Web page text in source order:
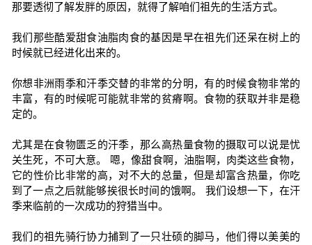
那要透彻了解发胖的原因，就得了解咱们祖先的生活方式。
我们那些酷爱甜食油脂肉食的基因是早在祖先们还呆在树上的
时候就已经进化出来的。
你想非洲雨季和汗季交替的非常的分明，有的时候食物非常的
丰富，有的时候呢可能就非常的贫瘠啊。食物的获取并非是稳
定的。
尤其是在食物匮乏的汗季，那么高热量食物的摄取可以说是忧
关生死，不可大意。 嗯，像甜食啊，油脂啊，肉类这些食物，
它的性价比非常的高，对不大的总量，但是却富含热量，你吃
到了一点之后就能够挨很长时间的饿啊。 我们设想一下，在汗
季来临前的一次成功的狩猎当中。
我们的祖先骑行协力捕到了一只壮硕的脚马，他们得以美美的